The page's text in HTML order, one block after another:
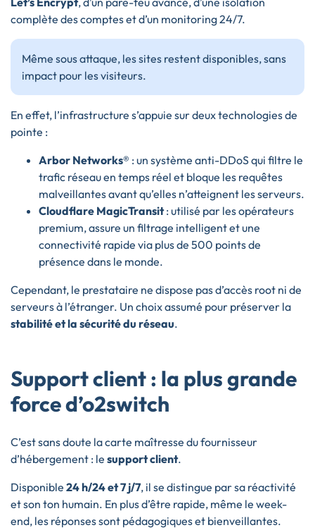
complète des comptes et d’un monitoring 24/7.
Même sous attaque, les sites restent disponibles, sans
impact pour les visiteurs.
En effet, l’infrastructure s’appuie sur deux technologies de
pointe :
Arbor Networks® : un système anti-DDoS qui filtre le
trafic réseau en temps réel et bloque les requêtes
malveillantes avant qu’elles n’atteignent les serveurs.
Cloudflare MagicTransit: utilisé par les opérateurs
premium, assure un filtrage intelligent et une
connectivité rapide via plus de 500 points de
présence dans le monde.
Cependant, le prestataire ne dispose pas d’accès root ni de
serveurs à l’étranger. Un choix assumé pour préserver la
stabilité et la sécurité du réseau.
Support client : la plus grande
force d’o2switch
C’est sans doute la carte maîtresse du fournisseur
d’hébergement : le support client.
Disponible 24 h/24 et 7 j/7, il se distingue par sa réactivité
et son ton humain. En plus d’être rapide, même le week-
end, les réponses sont pédagogiques et bienveillantes.